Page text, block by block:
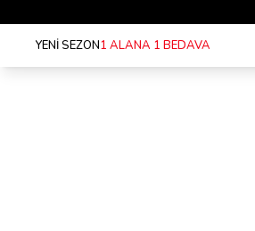
YENİ SEZON1 ALANA 1 BEDAVA